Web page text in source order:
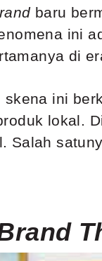
baru
ini
di
ini
lokal.
Salah